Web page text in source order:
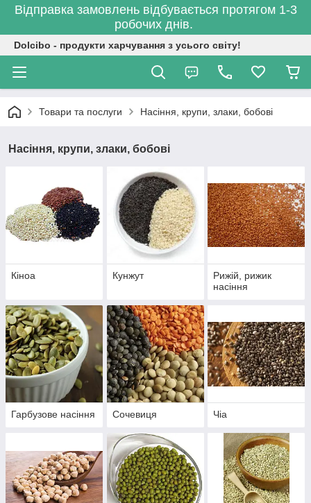
Відправка замовлень відбувається протягом 1-3
робочих днів.
Dolcibo - продукти харчування з усього світу!
Товари та послуги Насіння, крупи, злаки, бобові
Насіння, крупи, злаки, бобові
Кіноа Кунжут
Рижій, рижик
насіння
Гарбузове насіння Сочевиця Чіа